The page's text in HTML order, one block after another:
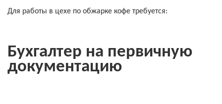
Для работы в цехе по обжарке кофе требуется:
Бухгалтер на первичную
документацию